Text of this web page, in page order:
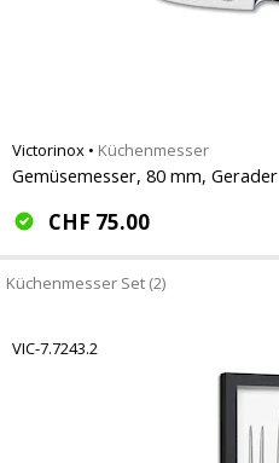
Victorinox • Küchenmesser
Gemüsemesser, 80 mm,
CHF 75.00
Küchenmesser Set (2)
VIC-7.7243.2